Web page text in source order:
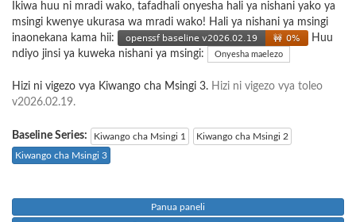
Ikiwa huu ni mradi wako, tafadhali onyesha hali ya nishani yako ya
msingi kwenye ukurasa wa mradi wako! Hali ya nishani ya msingi
inaonekana kama hii:
Huu
ndiyo jinsi ya kuweka nishani ya msingi:
Onyesha maelezo
Hizi ni vigezo vya Kiwango cha Msingi 3. Hizi ni vigezo vya toleo
v2026.02.19.
Baseline Series: Kiwango cha Msingi 1
Kiwango cha Msingi 2
Kiwango cha Msingi 3
Panua paneli